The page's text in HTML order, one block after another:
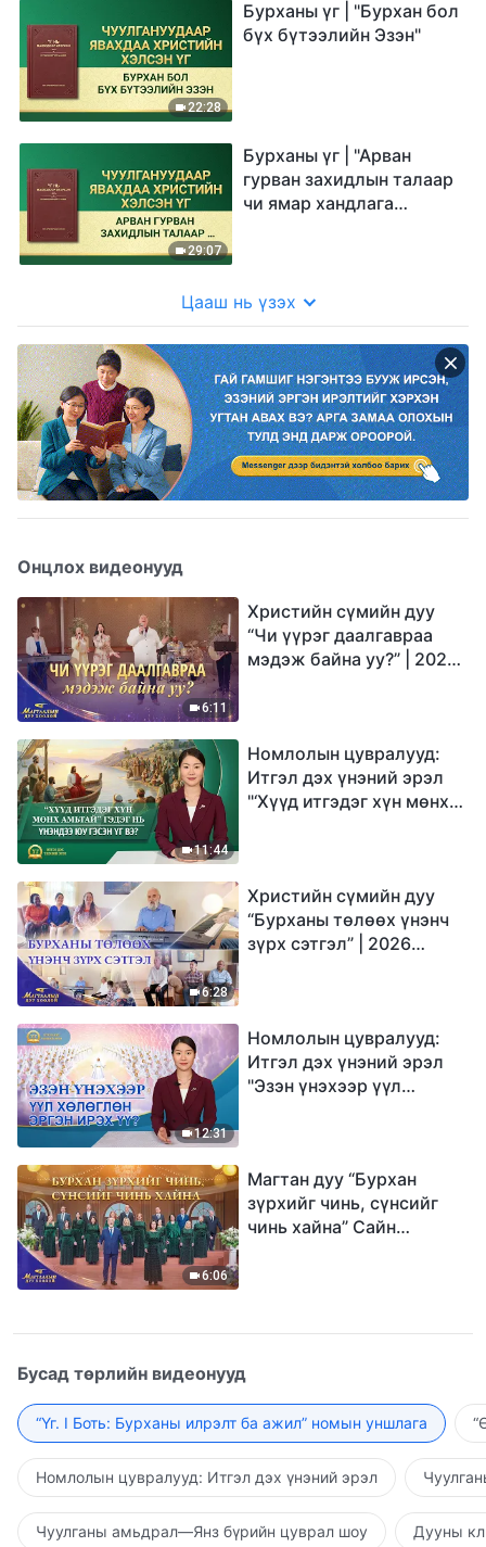
22:28
Бурханы үг | "Бурхан бол
бүх бүтээлийн Эзэн"
29:07
Бурханы үг | "Арван
гурван захидлын талаар
чи ямар хандлага
Цааш нь үзэх
Онцлох видеонууд
6:11
Христийн сүмийн дуу
“Чи үүрэг даалгавраа
мэдэж байна уу?” | 2026
11:44
Номлолын цувралууд:
Итгэл дэх үнэний эрэл
"‘Хүүд итгэдэг хүн мөнх
6:28
Христийн сүмийн дуу
“Бурханы төлөөх үнэнч
зүрх сэтгэл” | 2026
12:31
Номлолын цувралууд:
Итгэл дэх үнэний эрэл
"Эзэн үнэхээр үүл
6:06
Магтан дуу “Бурхан
зүрхийг чинь, сүнсийг
чинь хайна” Сайн
Бусад төрлийн видеонууд
“Үг. I Боть: Бурханы илрэлт ба ажил” номын уншлага
Номлолын цувралууд: Итгэл дэх үнэний эрэл
Чуулганы амьдрал—Янз бүрийн цуврал шоу Дууны